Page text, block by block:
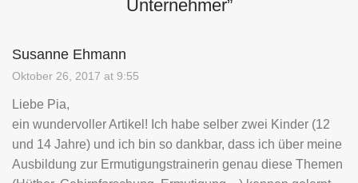
Unternehmer”
Susanne Ehmann
Oktober 26, 2017 at 9:55
Liebe Pia,
ein wundervoller Artikel! Ich habe selber zwei Kinder (12
und 14 Jahre) und ich bin so dankbar, dass ich über meine
Ausbildung zur Ermutigungstrainerin genau diese Themen